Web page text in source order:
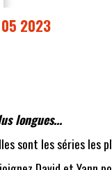
2023
longues...
sont les séries les